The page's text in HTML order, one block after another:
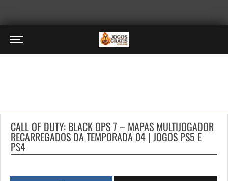
CALL OF DUTY: BLACK OPS 7 – MAPAS MULTIJOGADOR
RECARREGADOS DA TEMPORADA 04 | JOGOS PS5 E
PS4